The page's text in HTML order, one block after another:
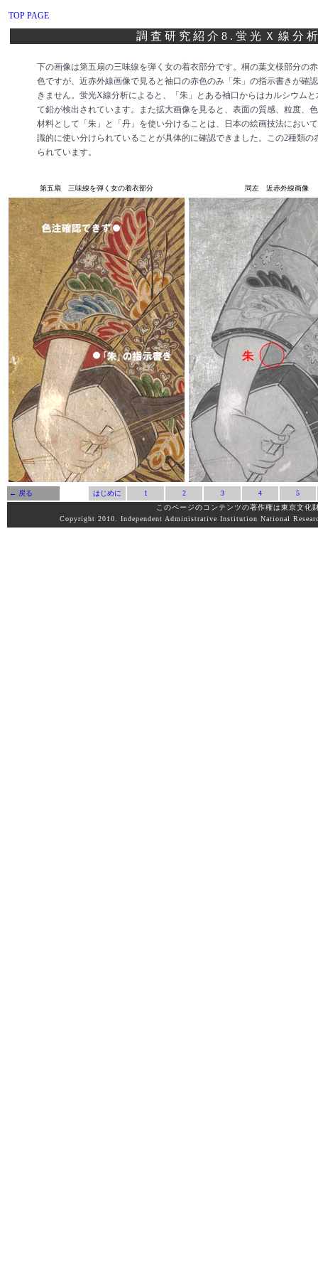
TOP PAGE
調査研究紹介8.蛍光Ｘ線分
下の画像は第五扇の三味線を弾く女の着衣部分です。桐の葉文様部分の
色ですが、近赤外線画像で見ると袖口の赤色のみ「朱」の指示書きが確
きません。蛍光X線分析によると、「朱」とある袖口からはカルシウム
て鉛が検出されています。また拡大画像を見ると、表面の質感、粒度、
材料として「朱」と「丹」を使い分けることは、日本の絵画技法におい
識的に使い分けられていることが具体的に確認できました。この2種類
られています。
第五扇 三味線を弾く女の着衣部分 同左 近赤外線画像
← 戻る はじめに 1 2 3 4
5
このページのコンテンツの著作権は東京文化
Copyright 2010. Independent Administrative Institution National